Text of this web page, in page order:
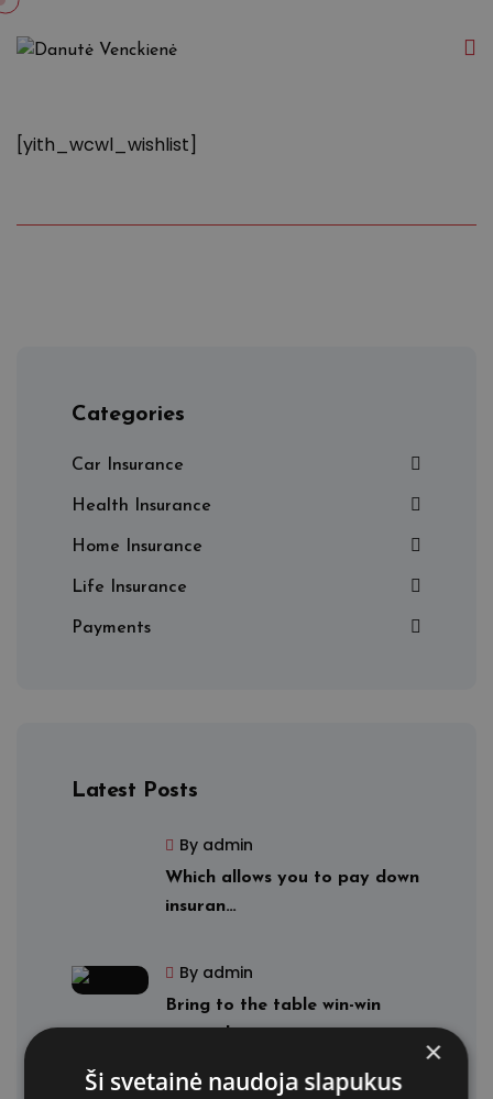
[yith_wcwl_wishlist]
Categories
Car Insurance
Health Insurance
Home Insurance
Life Insurance
Payments
Latest Posts
Which allows you to pay down
insuran…
By admin
Bring to the table win-win
By admin
×
Ši svetainė naudoja slapukus